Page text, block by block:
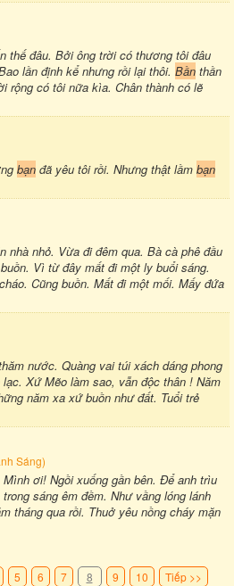
thế đâu. Bởi ông trời có thương tôi đâu
lần định kể nhưng rồi lại thôi. Bần thần
rộng có tôi nữa kìa. Chân thành có lẽ
bạn đã yêu tôi rồi. Nhưng thật lầm bạn
nhà nhỏ. Vừa đi đêm qua. Bà cà phê đầu
Vì từ đây mất đi một ly buổi sáng.
cháo. Cũng buồn. Mất đi một mối. Mấy đứa
nước. Quàng vai túi xách dáng phong
Xứ Mẽo làm sao, vẫn độc thân ! Năm
năm xa xứ buồn như đất. Tuổi trẻ
Sáng)
ơi! Ngồi xuống gần bên. Để anh trìu
sáng êm đềm. Như vầng lóng lánh
tháng qua rồi. Thuở yêu nồng cháy mặn
5 6 7 8 9 10 Tiếp >>